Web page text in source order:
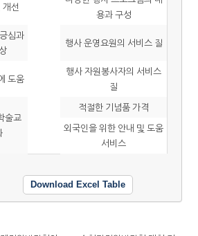
선
용과 구성
심과
행사 운영요원의 서비스 질
도움
행사 자원봉사자의 서비스
질
술교
적절한 기념품 가격
외국인을 위한 안내 및 도움
서비스
Download Excel Table